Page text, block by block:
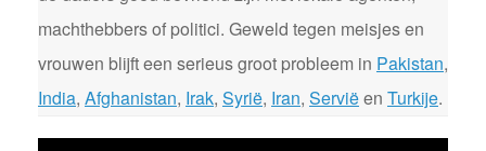
machthebbers of politici. Geweld tegen meisjes en
vrouwen blijft een serieus groot probleem in Pakistan,
India, Afghanistan, Irak, Syrië, Iran, Serviëen Turkije.